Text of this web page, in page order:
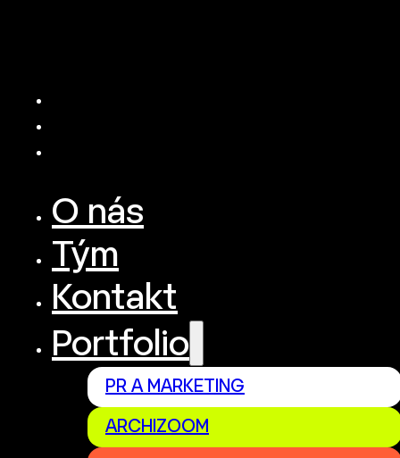
O nás
Tým
Kontakt
Portfolio
PR A MARKETING
ARCHIZOOM